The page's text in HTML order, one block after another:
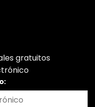
gratuitos